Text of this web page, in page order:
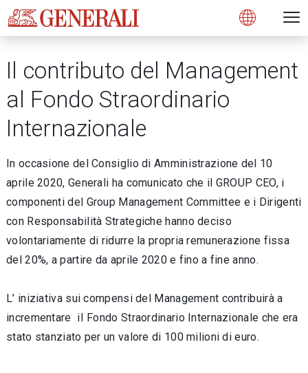
Open
Il contributo del Management
al Fondo Straordinario
Internazionale
In occasione del Consiglio di Amministrazione del 10
aprile 2020, Generali ha comunicato che il GROUP CEO, i
componenti del Group Management Committee e i Dirigenti
con Responsabilità Strategiche hanno deciso
volontariamente di ridurre la propria remunerazione fissa
del 20%, a partire da aprile 2020 e fino a fine anno.
L’ iniziativa sui compensi del Management contribuirà a
incrementare iI Fondo Straordinario Internazionale che era
stato stanziato per un valore di 100 milioni di euro.